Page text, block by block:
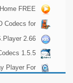
FREE
12.7.0
Codecs for
and 8 7.4.1
2.66
1.5.5
Player For